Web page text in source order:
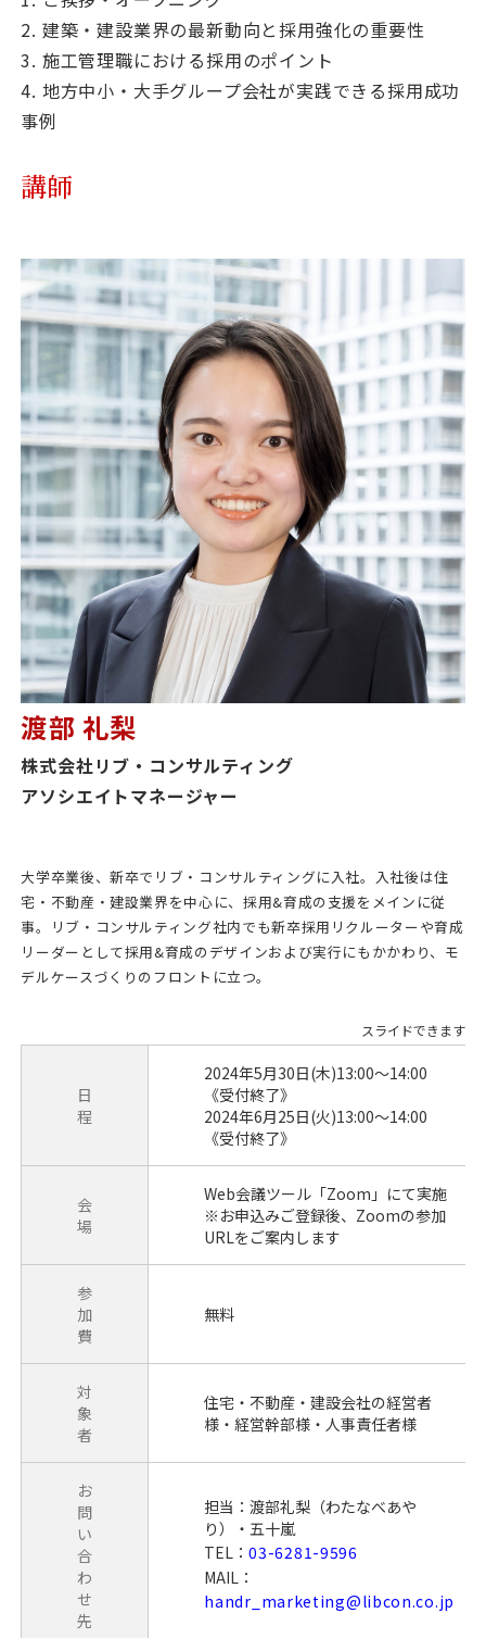
2. 建築・建設業界の最新動向と採用強化の重要性
3. 施工管理職における採用のポイント
4. 地方中小・大手グループ会社が実践できる採用成功
事例
講師
渡部 礼梨
株式会社リブ・コンサルティング
アソシエイトマネージャー
大学卒業後、新卒でリブ・コンサルティングに入社。入社後は住
宅・不動産・建設業界を中心に、採用&育成の支援をメインに従
事。リブ・コンサルティング社内でも新卒採用リクルーターや育成
リーダーとして採用&育成のデザインおよび実行にもかかわり、モ
デルケースづくりのフロントに立つ。
日
程
2024年5月30日(木)13:00～14:00
《受付終了》
2024年6月25日(火)13:00～14:00
《受付終了》
会
場
Web会議ツール「Zoom」にて実施
※お申込みご登録後、Zoomの参加
URLをご案内します
参
加
費
無料
対
象
者
住宅・不動産・建設会社の経営者
様・経営幹部様・人事責任者様
お
問
い
合
わ
せ
先
担当：渡部礼梨（わたなべあや
り）・五十嵐
TEL：03-6281-9596
MAIL：
handr_marketing@libcon.co.jp